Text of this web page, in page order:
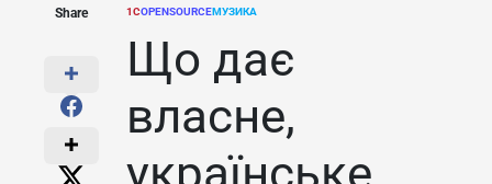
Share
POSTED
1СOPENSOURCEМУЗИКА
Що дає
власне,